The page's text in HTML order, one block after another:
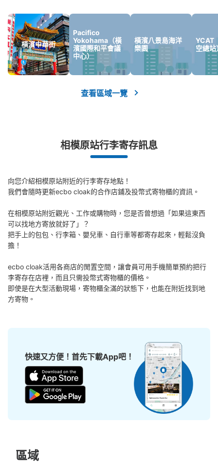
橫濱中華街
Pacifico
Yokohama（橫
濱國際和平會議
中心）
橫濱八景島海洋
樂園
YCAT
空總站
查看區域一覽
相模原站行李寄存訊息
向您介紹相模原站附近的行李寄存地點！
我們會隨時更新ecbo cloak的合作店鋪及投幣式寄物櫃的資訊。
在相模原站附近觀光、工作或購物時，您是否曾想過「如果這東西
可以找地方寄放就好了」？
把手上的包包、行李箱、嬰兒車、自行車等都寄存起來，輕鬆沒負
擔！
ecbo cloak活用各商店的閒置空間，讓會員可用手機簡單預約把行
李寄存在店裡，而且只需投幣式寄物櫃的價格。
即使是在大型活動現場，寄物櫃全滿的狀態下，也能在附近找到地
方寄物。
快速又方便！首先下載App吧！
區域